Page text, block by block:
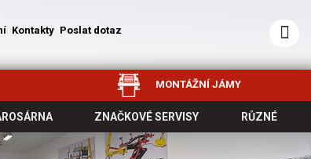
Kontakty Poslat dotaz
MONTÁŽNÍ JÁMY
ZNAČKOVÉ SERVISY RŮZNÉ